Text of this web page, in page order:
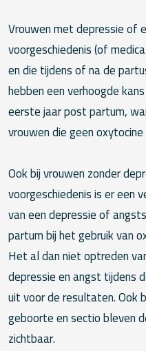
Vrouwen met depressie of
voorgeschiedenis (of
en die tijdens of na de
hebben een verhoogde
eerste jaar post partum,
vrouwen die geen
Ook bij vrouwen zonder
voorgeschiedenis is er een
van een depressie of
partum bij het gebruik van
Het al dan niet optreden
depressie en angst tijdens
uit voor de resultaten. Ook
geboorte en sectio bleven
zichtbaar.